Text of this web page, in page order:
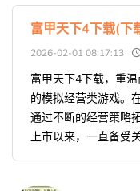
富甲天下4下载(下
2026-02-01 08:17:13
富甲天下4下载，重
的模拟经营类游戏。
通过不断的经营策略
上市以来，一直备受